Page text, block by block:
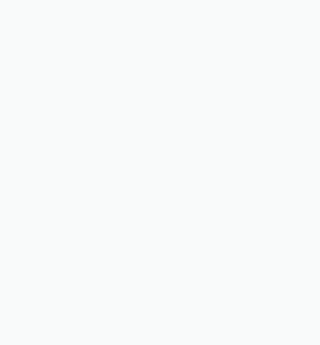
nach innen und
hat Michael Wolff